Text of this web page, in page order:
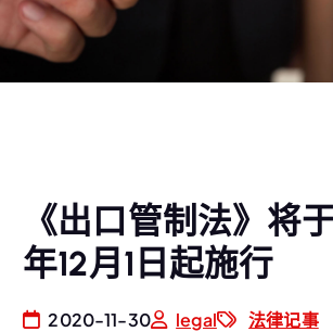
《出口管制法》将
年12月1日起施行
2020-11-30 legal
法律记事